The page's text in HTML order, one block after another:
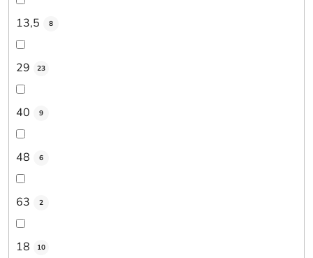
13,5 8
29 23
40 9
48 6
63 2
18 10